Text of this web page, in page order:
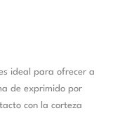
ideal para ofrecer a
de exprimido por
con la corteza